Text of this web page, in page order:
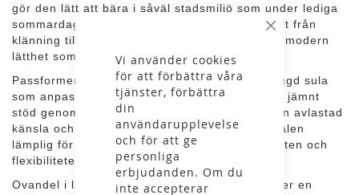
Stäng
Vi använder cookies
för att förbättra våra
tjänster, förbättra
din
användarupplevelse
och för att ge
personliga
erbjudanden. Om du
inte accepterar
gör den lätt att bära i såväl stadsmiljö som under lediga
sommardagar, där den smidigt kompletterar allt från
klänning till shorts. Uttrycket är tidlöst med en modern
lätthet som fungerar i många sammanhang.
Passformen präglas av en ergonomiskt uppbyggd sula
som anpassar sig efter fotens form och ger ett jämnt
stöd genom steget. Konstruktionen bidrar till en avlastad
känsla och en naturlig rörelse, vilket gör sandalen
lämplig för längre dagar i rörelse. Den låga vikten och
flexibiliteten förstärker den bekväma helheten.
Ovandel i läder tillsammans med en korkbas ger en